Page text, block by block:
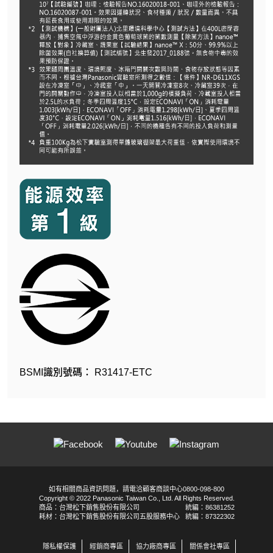
BSMI識別號碼： R31417-ETC
如有相關商品資訊問題，請電洽顧客商談中心0800-098-800
Copyright © 2022 Panasonic Taiwan Co., Ltd. All Rights Reserved.
商品：台灣松下銷售股份有限公司
耗材：台灣松下銷售股份有限公司五股服務中心
統編：86381252
統編：87322302
隱私權保護 經銷商專區 協力廠商專區 關係會社專區